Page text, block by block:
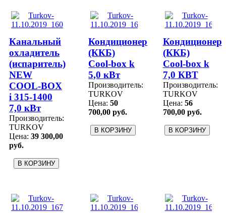
Канальный
охладитель
(испаритель)
NEW
COOL-BOX
i 315-1400
7,0 кВт
Производитель:
TURKOV
Цена: 39 300,00
руб.
Кондиционер
(ККБ)
Cool-box k
5,0 кВт
Производитель:
TURKOV
Цена:50
700,00 руб.
Кондиционер
(ККБ)
Cool-box k
7,0 КВТ
Производитель:
TURKOV
Цена: 56
700,00 руб.